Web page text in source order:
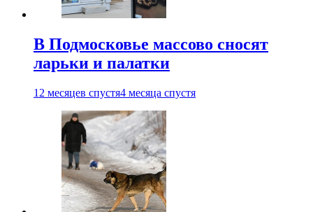
В Подмосковье массово сносят
ларьки и палатки
12 месяцев спустя4 месяца спустя